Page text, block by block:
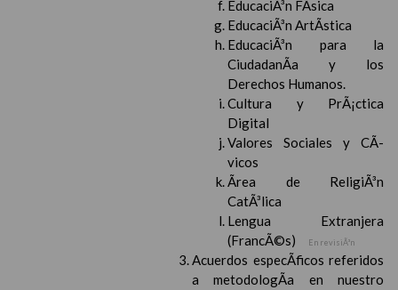
EducaciÃ³n FÃ­sica
EducaciÃ³n ArtÃ­stica
EducaciÃ³n para la
CiudadanÃ­a y los
Derechos Humanos.
Cultura y PrÃ¡ctica
Digital
Valores Sociales y CÃ­
vicos
Ãrea de ReligiÃ³n
CatÃ³lica
Lengua Extranjera
(FrancÃ©s)
En revisiÃ³n
Acuerdos especÃ­ficos referidos
a metodologÃ­a en nuestro